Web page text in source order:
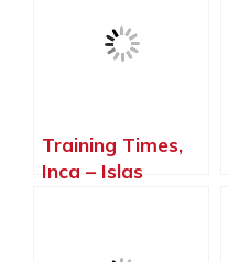
Training Times,
Inca – Islas